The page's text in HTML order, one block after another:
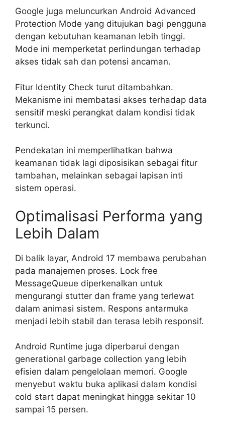
Google juga meluncurkan Android Advanced
Protection Mode yang ditujukan bagi pengguna
dengan kebutuhan keamanan lebih tinggi.
Mode ini memperketat perlindungan terhadap
akses tidak sah dan potensi ancaman.
Fitur Identity Check turut ditambahkan.
Mekanisme ini membatasi akses terhadap data
sensitif meski perangkat dalam kondisi tidak
terkunci.
Pendekatan ini memperlihatkan bahwa
keamanan tidak lagi diposisikan sebagai fitur
tambahan, melainkan sebagai lapisan inti
sistem operasi.
Optimalisasi Performa yang
Lebih Dalam
Di balik layar, Android 17 membawa perubahan
pada manajemen proses. Lock free
MessageQueue diperkenalkan untuk
mengurangi stutter dan frame yang terlewat
dalam animasi sistem. Respons antarmuka
menjadi lebih stabil dan terasa lebih responsif.
Android Runtime juga diperbarui dengan
generational garbage collection yang lebih
efisien dalam pengelolaan memori. Google
menyebut waktu buka aplikasi dalam kondisi
cold start dapat meningkat hingga sekitar 10
sampai 15 persen.